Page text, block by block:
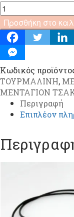
ΜΕΝΤΑΓΙΟΝ
ΜΑΥΡΗ
ΤΟΥΡΜΑΛΙΝΗ
ΑΙΧΜΗΣ
ΜΑΥΡΟ
ΔΕΡΜΑ
(L133)
ποσότητα
Προσθήκη στο
Κωδικός
ΤΟΥΡΜΑΛΙΝΗ,
ΜΕΝΤΑΓΙΟΝ
Περιγραφή
Επιπλέον